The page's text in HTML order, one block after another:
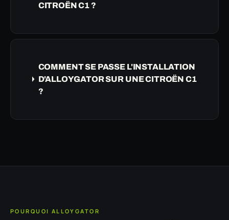
CITROËN C1 ?
COMMENT SE PASSE L'INSTALLATION
D'ALLOYGATOR SUR UNE CITROËN C1
?
POURQUOI ALLOYGATOR